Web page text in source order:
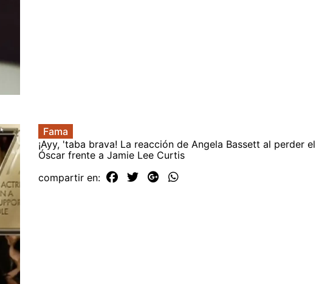
Fama
¡Ayy, 'taba brava! La reacción de Angela Bassett al perder el
Óscar frente a Jamie Lee Curtis
compartir en: